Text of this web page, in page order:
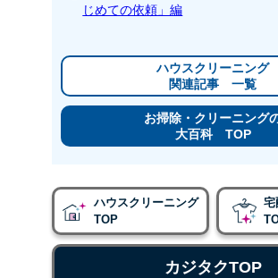
じめての依頼」編
ハウスクリーニング
関連記事 一覧
お掃除・クリーニング
大百科 TOP
ハウスクリーニング
TOP
宅
カジタクTOP